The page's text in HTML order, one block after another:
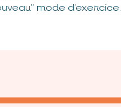
mode d’exercice.